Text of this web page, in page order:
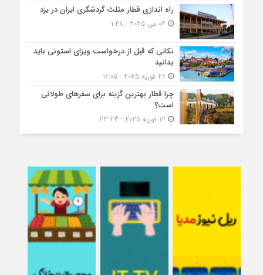
راه اندازی قطار مثلث گردشگری ایران در یزد
نکاتی که قبل از درخواست ویزای استونی باید
بدانید
26 فوریه 2025 - 16:05
چرا قطار بهترین گزینه برای سفرهای طولانی
است؟